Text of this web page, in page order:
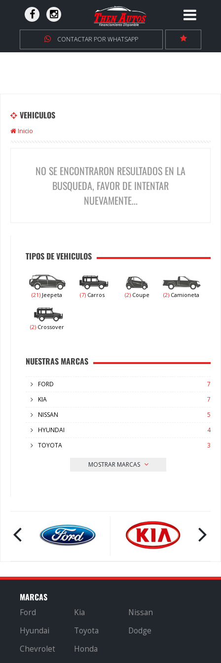
CONTACTAR POR WHATSAPP
VEHICULOS
Inicio
NO SE ENCONTRARON RESULTADOS EN LA
BUSQUEDA, FAVOR DE INTENTAR
NUEVAMENTE...
TIPOS DE VEHICULOS
(21) Jeepeta (7)Carros (2) Coupe (2)Camioneta
(2)Crossover
NUESTRAS MARCAS
FORD
7
KIA
7
NISSAN
5
HYUNDAI
4
TOYOTA
3
MOSTRAR MARCAS
MARCAS
Ford Kia
Nissan
Hyundai
Toyota
Dodge
Chevrolet
Honda